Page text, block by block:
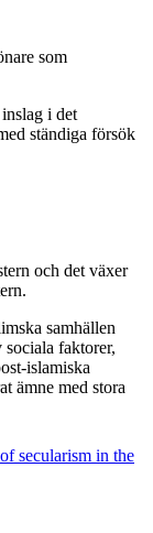
som
i det
ständiga försök
och det växer
samhällen
sociala faktorer,
islamiska
ämne med stora
secularism in the